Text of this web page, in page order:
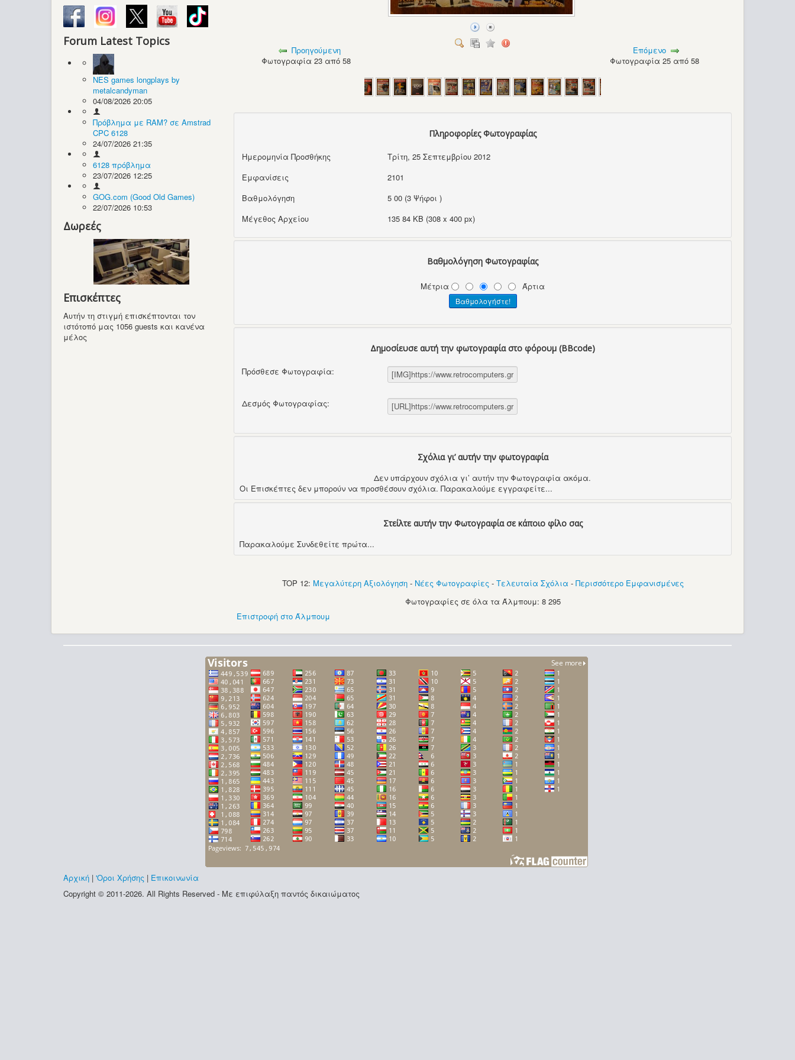
Forum Latest Topics
NES games longplays by
metalcandyman
04/08/2026 20:05
Πρόβλημα με RAM? σε Amstrad
CPC 6128
24/07/2026 21:35
6128 πρόβλημα
23/07/2026 12:25
GOG.com (Good Old Games)
22/07/2026 10:53
Δωρεές
Επισκέπτες
Αυτήν τη στιγμή επισκέπτονται τον
ιστότοπό μας 1056 guests και κανένα
μέλος
Προηγούμενη
Φωτογραφία 23 από 58
Επόμενο
Φωτογραφία 25 από 58
Πληροφορίες Φωτογραφίας
Ημερομηνία Προσθήκης
Τρίτη, 25 Σεπτεμβρίου 2012
Εμφανίσεις
2101
Βαθμολόγηση
5 00 (3 Ψήφοι )
Μέγεθος Αρχείου
135 84 KB (308 x 400 px)
Βαθμολόγηση Φωτογραφίας
Μέτρια Άρτια
Δημοσίευσε αυτή την φωτογραφία στο φόρουμ (BBcode)
Πρόσθεσε Φωτογραφία:
Δεσμός Φωτογραφίας:
Σχόλια γι’ αυτήν την φωτογραφία
Δεν υπάρχουν σχόλια γι’ αυτήν την Φωτογραφία ακόμα.
Οι Επισκέπτες δεν μπορούν να προσθέσουν σχόλια. Παρακαλούμε εγγραφείτε...
Στείλτε αυτήν την Φωτογραφία σε κάποιο φίλο σας
Παρακαλούμε Συνδεθείτε πρώτα...
TOP 12: Μεγαλύτερη Αξιολόγηση- Νέες Φωτογραφίες - Τελευταία Σχόλια - Περισσότερο Εμφανισμένες
Φωτογραφίες σε όλα τα Άλμπουμ: 8 295
Επιστροφή στο Άλμπουμ
Αρχική | 'Οροι Χρήσης | Επικοινωνία
Copyright © 2011-2026. All Rights Reserved - Με επιφύλαξη παντός δικαιώματος